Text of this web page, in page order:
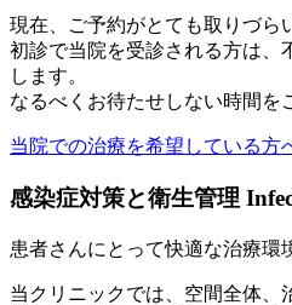
現在、ご予約がとても取りづら
初診で当院を受診される方は、
します。
なるべくお待たせしない時間を
当院での治療を希望している方
感染症対策と衛生管理
患者さんにとって快適な治療環
当クリニックでは、空間全体、